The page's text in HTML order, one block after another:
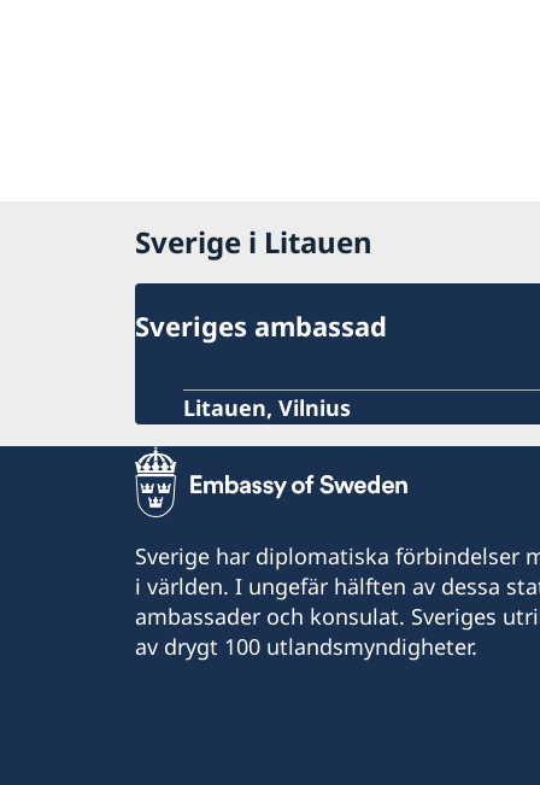
Sverige i Litauen
Sveriges ambassad
Litauen, Vilnius
Sverige har diplomatiska förbindelser
i världen. I ungefär hälften av dessa
ambassader och konsulat. Sveriges
av drygt 100 utlandsmyndigheter.